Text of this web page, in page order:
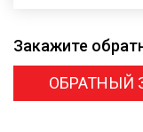
Закажите
ОБРАТНЫЙ